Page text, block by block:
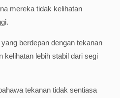
mereka tidak kelihatan
berdepan dengan tekanan
kelihatan lebih stabil dari segi
tekanan tidak sentiasa